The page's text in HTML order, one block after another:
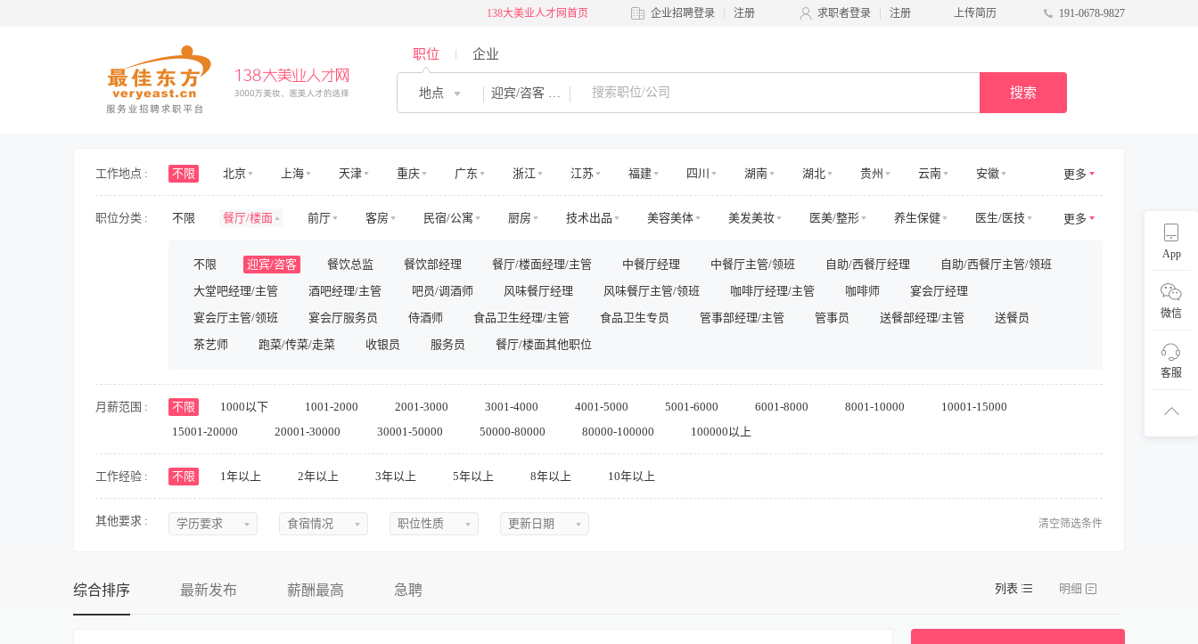
138大美业人才网首页 企业招聘登录 注册 求职者登录 注册 上传简历 191-0678-9827
职位 企业
地点 迎宾/咨客 搜索
App
扫码
微信
客服
工作地点 : 不限 北京 上海 天津 重庆 广东 浙江 江苏 福建 四川 湖南 湖北 贵州 云南
安徽
海南
山东 山西 河北 河南 吉林 江西 辽宁 陕西 黑龙江 青海 甘肃 台湾 广西
宁夏
新疆
西藏 内蒙古 香港 澳门 国外
更多
职位分类 : 不限 餐厅/楼面 前厅 客房 民宿/公寓 厨房 技术出品 美容美体 美发美妆 医美/整形 养生保健
医生/医技
房地产开发
房地产规划与设计 房地产销售/中介 房地产工程 高层管理 市场/运营 销售/商务拓展 收益/预订
客服及支持
人力资源
行政 财务/审计/税务 法务/咨询 IT/电脑 工程/维修 安保/消防 生产营运 采购/物流 供应链
影视/演出
储备/实习 兼职 其他
不限 迎宾/咨客 餐饮总监 餐饮部经理 餐厅/楼面经理/主管 中餐厅经理 中餐厅主管/领班 自助/西餐厅经理
自助/西餐厅主管/领班
大堂吧经理/主管
酒吧经理/主管 吧员/调酒师 风味餐厅经理 风味餐厅主管/领班 咖啡厅经理/主管 咖啡师
宴会厅经理
宴会厅主管/领班
宴会厅服务员 侍酒师 食品卫生经理/主管 食品卫生专员 管事部经理/主管 管事员 送餐部经理/主管
送餐员
茶艺师
跑菜/传菜/走菜 收银员 服务员 餐厅/楼面其他职位
更多
月薪范围 : 不限 1000以下 1001-2000 2001-3000 3001-4000 4001-5000 5001-6000 6001-8000 8001-10000
10001-15000
15001-20000
20001-30000 30001-50000 50000-80000 80000-100000 100000以上
工作经验 : 不限 1年以上 2年以上 3年以上 5年以上 8年以上 10年以上
其他要求 : 学历要求
初中
食宿情况
提供食宿
职位性质
全职
更新日期 清空筛选条件
综合排序 最新发布 薪酬最高 急聘 列表 明细